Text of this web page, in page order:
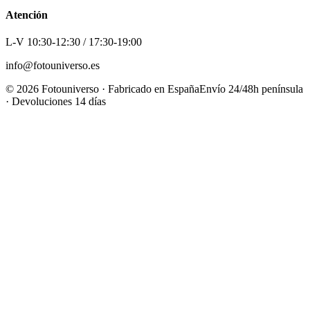
Atención
L-V 10:30-12:30 / 17:30-19:00
info@fotouniverso.es
© 2026 Fotouniverso · Fabricado en EspañaEnvío 24/48h península
· Devoluciones 14 días